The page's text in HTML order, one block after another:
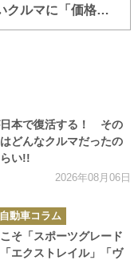
ルマに「価格差
日本で復活する！ その
どんなクルマだったの
い!!
2026年08月06日
自動車コラム
そ「スポーツグレード
エクストレイル」「ヴ